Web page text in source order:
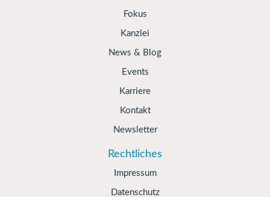
Fokus
Kanzlei
News & Blog
Events
Karriere
Kontakt
Newsletter
Rechtliches
Impressum
Datenschutz